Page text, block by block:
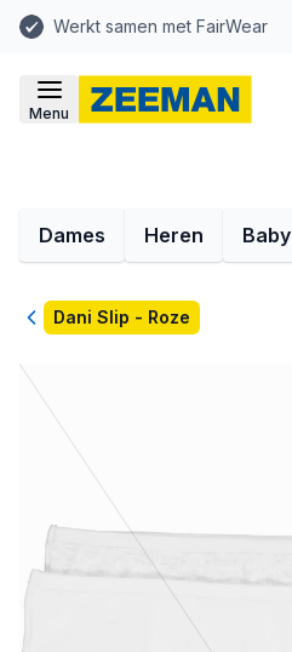
Werkt samen met FairWear
Menu
Dames Heren Baby
TerugDani Slip - Roze